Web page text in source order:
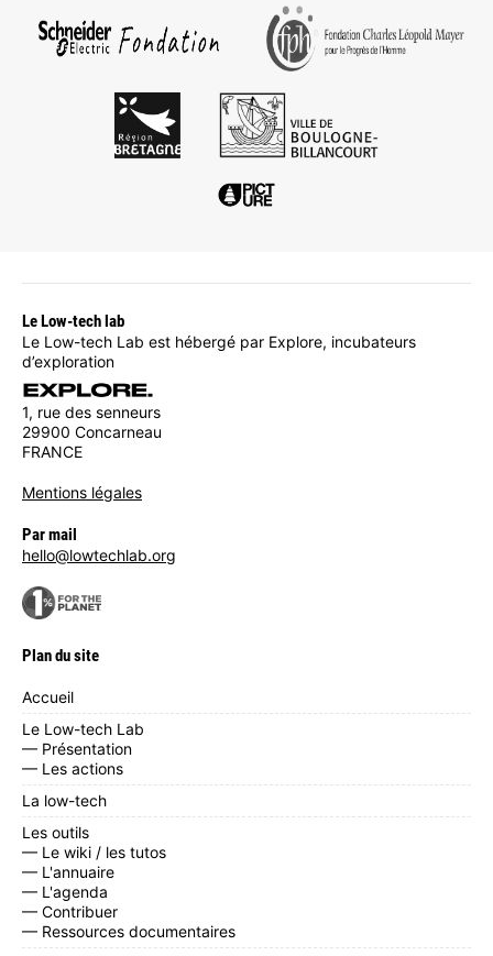
Le Low-tech lab
Le Low-tech Lab est hébergé par Explore, incubateurs
d’exploration
1, rue des senneurs
29900 Concarneau
FRANCE
Mentions légales
Par mail
hello@lowtechlab.org
Plan du site
Accueil
Le Low-tech Lab
— Présentation
— Les actions
La low-tech
Les outils
— Le wiki / les tutos
— L'annuaire
— L'agenda
— Contribuer
— Ressources documentaires